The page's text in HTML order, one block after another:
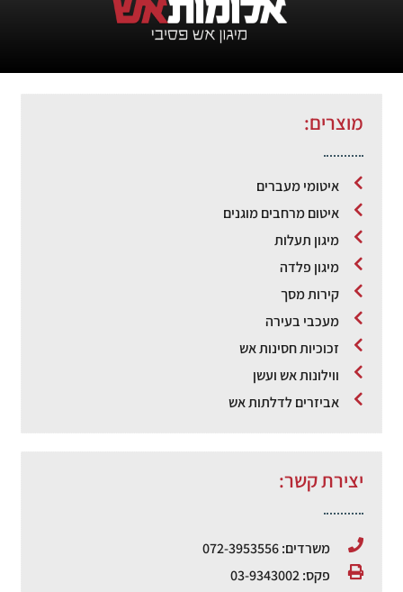
מוצרים:
איטומי מעברים
איטום מרחבים מוגנים
מיגון תעלות
מיגון פלדה
קירות מסך
מעכבי בעירה
זכוכיות חסינות אש
ווילונות אש ועשן
אביזרים לדלתות אש
יצירת קשר:
משרדים: 072-3953556
פקס: 03-9343002